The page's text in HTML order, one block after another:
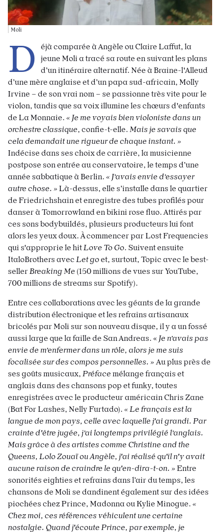
Moli
D
éjà comparée à Angèle ou Claire Laffut, la
jeune Moli a tracé sa route en suivant les plans
d’un itinéraire alternatif. Née à Braine-l'Alleud
d’une mère anglaise et d’un papa sud-africain, Molly
Irvine – de son vrai nom – se passionne très vite pour le
violon, tandis que sa voix illumine les chœurs d'enfants
de La Monnaie. « Je me voyais bien violoniste dans un
orchestre classique, confie-t-elle. Mais je savais que
cela demandait une rigueur de chaque instant. »
Indécise dans ses choix de carrière, la musicienne
postpose son entrée au conservatoire, le temps d’une
année sabbatique à Berlin. « J’avais envie d’essayer
autre chose. » Là-dessus, elle s’installe dans le quartier
de Friedrichshain et enregistre des tubes profilés pour
danser à Tomorrowland en bikini rose fluo. Attirés par
ces sons bodybuildés, plusieurs producteurs lui font
alors les yeux doux. À commencer par Lost Frequencies
qui s'approprie le hitLove To Go. Suivent ensuite
ItaloBrothers avec Let goet, surtout, Topic avec le best-
seller Breaking Me (150 millions de vues sur YouTube,
700 millions de streams sur Spotify).
Entre ces collaborations avec les géants de la grande
distribution électronique et les refrains artisanaux
bricolés par Moli sur son nouveau disque, il y a un fossé
aussi large que la faille de San Andreas. « Je n’avais pas
envie de m’enfermer dans un rôle, alors je me suis
focalisée sur des compos personnelles. » Au plus près de
ses goûts musicaux, Préface mélange français et
anglais dans des chansons pop et funky, toutes
enregistrées avec le producteur américain Chris Zane
(Bat For Lashes, Nelly Furtado). « Le français est la
langue de mon pays, celle avec laquelle j'ai grandi. Par
crainte d'être jugée, j’ai longtemps privilégié l’anglais.
Mais grâce à des artistes comme Christine and the
Queens, Lolo Zouaï ou Angèle, j'ai réalisé qu'il n'y avait
aucune raison de craindre le qu'en-dira-t-on. » Entre
sonorités eighties et refrains dans l’air du temps, les
chansons de Moli se dandinent également sur des idées
piochées chez Prince, Madonna ou Kylie Minogue. «
Chez moi, ces références véhiculent une certaine
nostalgie. Quand j'écoute Prince, par exemple, je